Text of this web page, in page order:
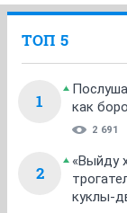
ТОП 5
1
как
2 691
2
«Выйду
куклы-